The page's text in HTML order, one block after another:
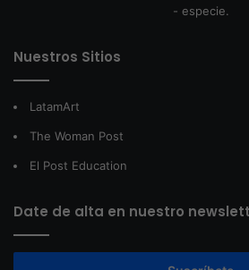
- especie.
Nuestros Sitios
LatamArt
The Woman Post
El Post Education
Date de alta en nuestro